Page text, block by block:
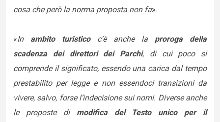
cosa che però la norma proposta non fa».
«In ambito turisticoc’è anche la proroga della
scadenza dei direttori dei Parchi, di cui poco si
comprende il significato, essendo una carica dal tempo
prestabilito per legge e non essendoci transizioni da
vivere, salvo, forse l’indecisione sui nomi. Diverse anche
le proposte di modifica del Testo unico per il